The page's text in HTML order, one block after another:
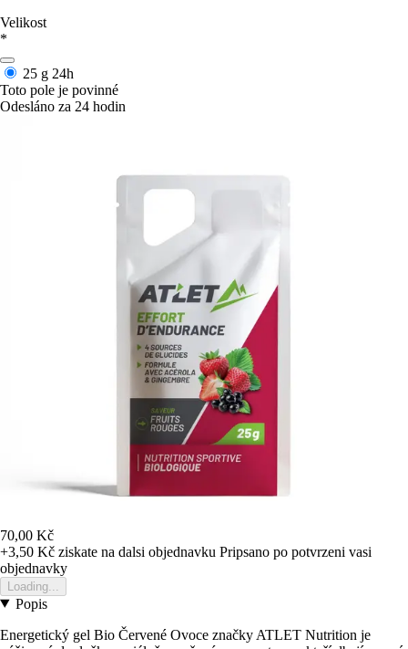
Velikost
*
25 g 24h
Toto pole je povinné
Odesláno za 24 hodin
70,00 Kč
+3,50 Kč ziskate na dalsi objednavku Pripsano po potvrzeni vasi
objednavky
Loading...
Popis
Energetický gel Bio Červené Ovoce značky ATLET Nutrition je